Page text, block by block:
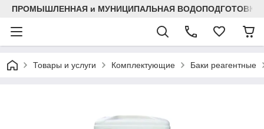
ПРОМЫШЛЕННАЯ и МУНИЦИПАЛЬНАЯ ВОДОПОДГОТОВКА
Товары и услуги Комплектующие Баки реагентные